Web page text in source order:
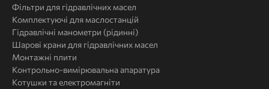
Фільтри для гідравлічних масел
Комплектуючі для маслостанцій
Гідравлічні манометри (рідинні)
Шарові крани для гідравлічних масел
Монтажні плити
Контрольно-вимірювальна апаратура
Котушки та електромагніти